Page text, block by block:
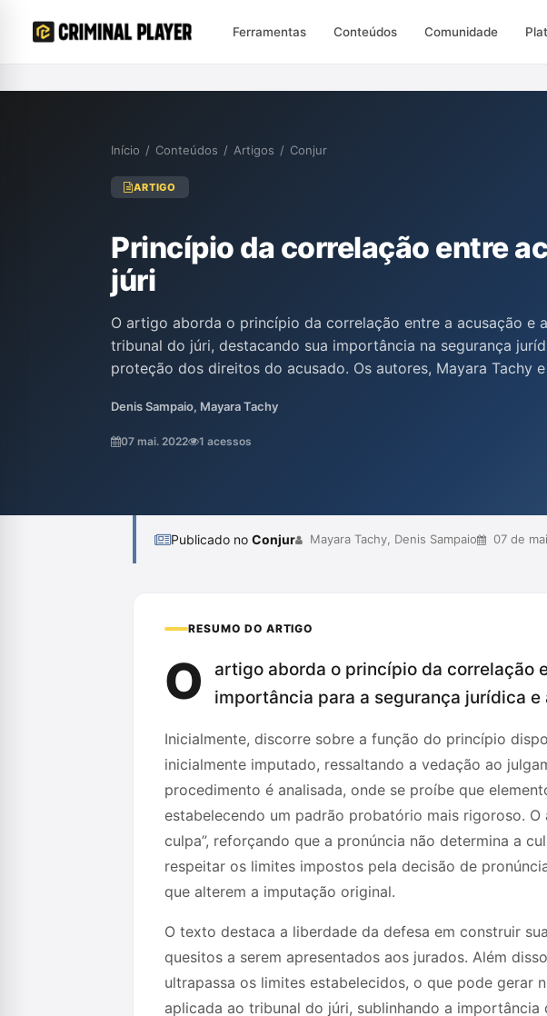
Ferramentas Conteúdos Comunidade
Início / Conteúdos / Artigos / Conjur
ARTIGO
Princípio da correlação entre
júri
O artigo aborda o princípio da correlação entre a acusação e
tribunal do júri, destacando sua importância na segurança
proteção dos direitos do acusado. Os autores, Mayara Tachy e
imputação inicial, garantindo que a condenação não exceda o
originalmente proposto pelo Ministério Público. Além disso,
Denis Sampaio, Mayara Tachy
07 mai. 2022 1 acessos
Publicado no Conjur Mayara Tachy, Denis Sampaio 07 de
RESUMO DO ARTIGO
O
artigo aborda o princípio da correlação
importância para a segurança jurídica
Inicialmente, discorre sobre a função do princípio
inicialmente imputado, ressaltando a vedação ao
procedimento é analisada, onde se proíbe que
estabelecendo um padrão probatório mais rigoroso.
culpa”, reforçando que a pronúncia não determina a
respeitar os limites impostos pela decisão de
que alterem a imputação original.
O texto destaca a liberdade da defesa em construir
quesitos a serem apresentados aos jurados. Além
ultrapassa os limites estabelecidos, o que pode gerar
aplicada ao tribunal do júri, sublinhando a